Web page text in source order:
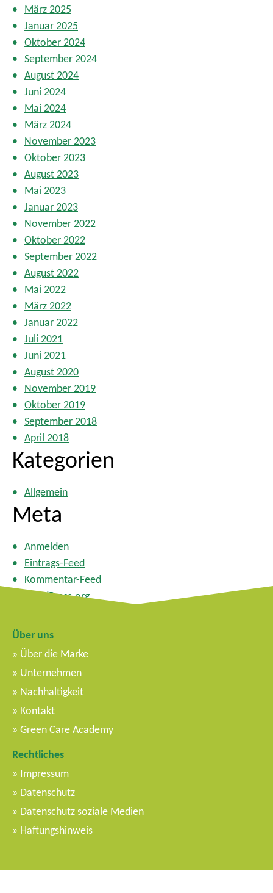
März 2025
Januar 2025
Oktober 2024
September 2024
August 2024
Juni 2024
Mai 2024
März 2024
November 2023
Oktober 2023
August 2023
Mai 2023
Januar 2023
November 2022
Oktober 2022
September 2022
August 2022
Mai 2022
März 2022
Januar 2022
Juli 2021
Juni 2021
August 2020
November 2019
Oktober 2019
September 2018
April 2018
Kategorien
Allgemein
Meta
Anmelden
Eintrags-Feed
Kommentar-Feed
WordPress.org
Über uns
Über die Marke
Unternehmen
Nachhaltigkeit
Kontakt
Green Care Academy
Rechtliches
Impressum
Datenschutz
Datenschutz soziale Medien
Haftungshinweis